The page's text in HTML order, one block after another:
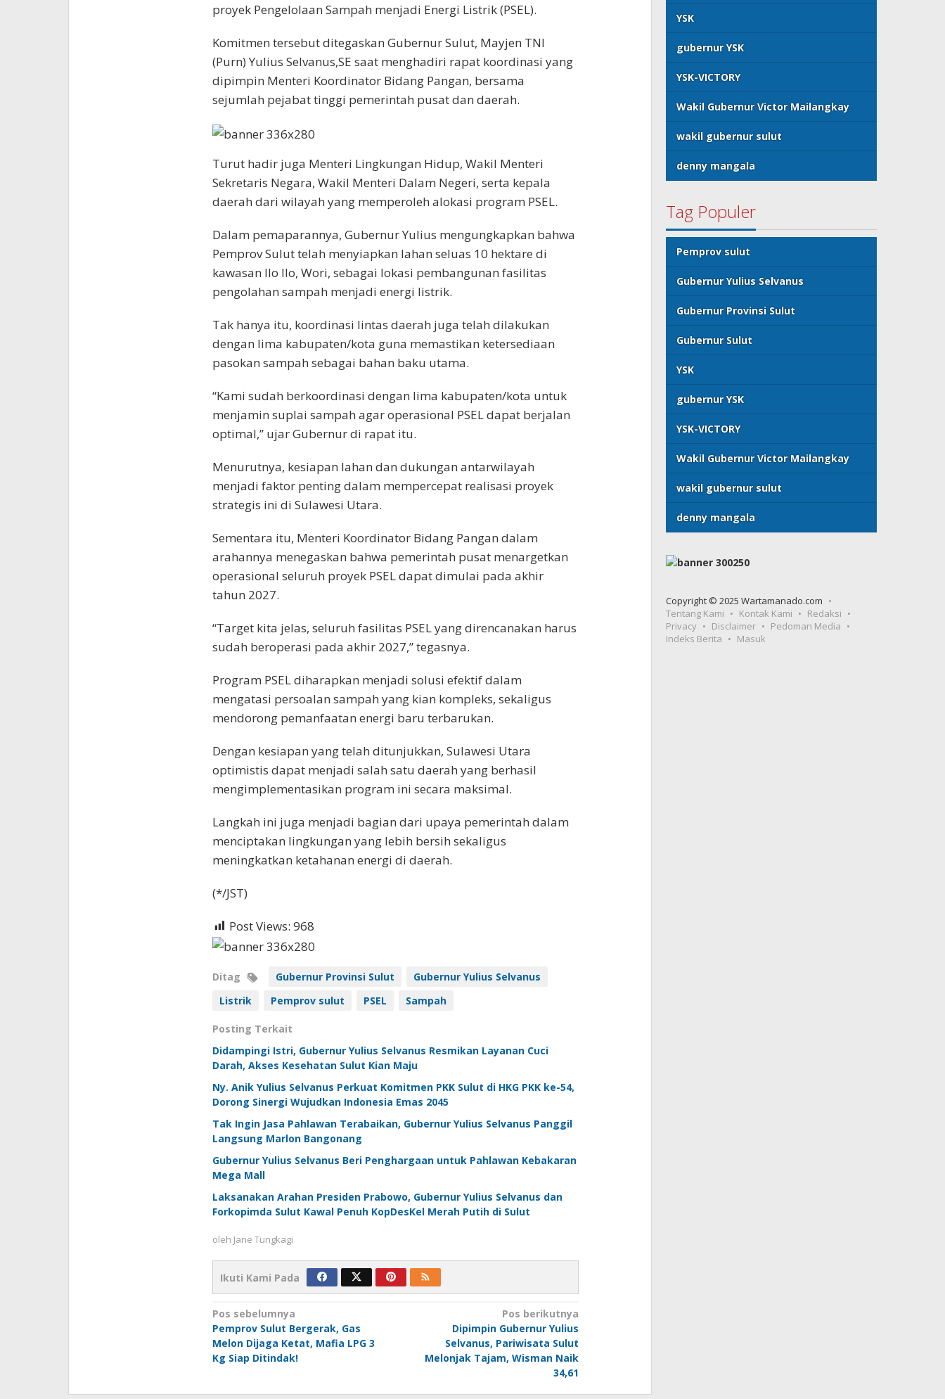
proyek Pengelolaan Sampah menjadi Energi Listrik (PSEL).
Komitmen tersebut ditegaskan Gubernur Sulut, Mayjen TNI
(Purn) Yulius Selvanus,SE saat menghadiri rapat koordinasi yang
dipimpin Menteri Koordinator Bidang Pangan, bersama
sejumlah pejabat tinggi pemerintah pusat dan daerah.
Turut hadir juga Menteri Lingkungan Hidup, Wakil Menteri
Sekretaris Negara, Wakil Menteri Dalam Negeri, serta kepala
daerah dari wilayah yang memperoleh alokasi program PSEL.
Dalam pemaparannya, Gubernur Yulius mengungkapkan bahwa
Pemprov Sulut telah menyiapkan lahan seluas 10 hektare di
kawasan Ilo Ilo, Wori, sebagai lokasi pembangunan fasilitas
pengolahan sampah menjadi energi listrik.
Tak hanya itu, koordinasi lintas daerah juga telah dilakukan
dengan lima kabupaten/kota guna memastikan ketersediaan
pasokan sampah sebagai bahan baku utama.
“Kami sudah berkoordinasi dengan lima kabupaten/kota untuk
menjamin suplai sampah agar operasional PSEL dapat berjalan
optimal,” ujar Gubernur di rapat itu.
Menurutnya, kesiapan lahan dan dukungan antarwilayah
menjadi faktor penting dalam mempercepat realisasi proyek
strategis ini di Sulawesi Utara.
Sementara itu, Menteri Koordinator Bidang Pangan dalam
arahannya menegaskan bahwa pemerintah pusat menargetkan
operasional seluruh proyek PSEL dapat dimulai pada akhir
tahun 2027.
“Target kita jelas, seluruh fasilitas PSEL yang direncanakan harus
sudah beroperasi pada akhir 2027,” tegasnya.
Program PSEL diharapkan menjadi solusi efektif dalam
mengatasi persoalan sampah yang kian kompleks, sekaligus
mendorong pemanfaatan energi baru terbarukan.
Dengan kesiapan yang telah ditunjukkan, Sulawesi Utara
optimistis dapat menjadi salah satu daerah yang berhasil
mengimplementasikan program ini secara maksimal.
Langkah ini juga menjadi bagian dari upaya pemerintah dalam
menciptakan lingkungan yang lebih bersih sekaligus
meningkatkan ketahanan energi di daerah.
(*/JST)
Post Views: 968
Ditag Gubernur Provinsi Sulut
Gubernur Yulius Selvanus
Listrik
Pemprov sulut PSEL Sampah
Posting Terkait
Didampingi Istri, Gubernur Yulius Selvanus Resmikan Layanan Cuci
Darah, Akses Kesehatan Sulut Kian Maju
Ny. Anik Yulius Selvanus Perkuat Komitmen PKK Sulut di HKG PKK ke-54,
Dorong Sinergi Wujudkan Indonesia Emas 2045
Tak Ingin Jasa Pahlawan Terabaikan, Gubernur Yulius Selvanus Panggil
Langsung Marlon Bangonang
Gubernur Yulius Selvanus Beri Penghargaan untuk Pahlawan Kebakaran
Mega Mall
Laksanakan Arahan Presiden Prabowo, Gubernur Yulius Selvanus dan
Forkopimda Sulut Kawal Penuh KopDesKel Merah Putih di Sulut
oleh Jane Tungkagi
Ikuti Kami Pada
Navigasi
pos
Pos sebelumnya
Pemprov Sulut Bergerak, Gas
Melon Dijaga Ketat, Mafia LPG 3
Kg Siap Ditindak!
Pos berikutnya
Dipimpin Gubernur Yulius
Selvanus, Pariwisata Sulut
Melonjak Tajam, Wisman Naik
34,61
YSK
gubernur YSK
YSK-VICTORY
Wakil Gubernur Victor Mailangkay
wakil gubernur sulut
denny mangala
Tag Populer
Pemprov sulut
Gubernur Yulius Selvanus
Gubernur Provinsi Sulut
Gubernur Sulut
YSK
gubernur YSK
YSK-VICTORY
Wakil Gubernur Victor Mailangkay
wakil gubernur sulut
denny mangala
Copyright © 2025 Wartamanado.com
Tentang Kami
Kontak Kami
Redaksi
Privacy
Disclaimer
Pedoman Media
Indeks Berita
Masuk